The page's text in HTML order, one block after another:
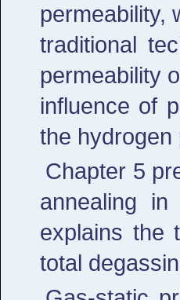
permeability,
traditional
permeability
influence of
the hydrogen
Chapter 5
annealing
explains the
total